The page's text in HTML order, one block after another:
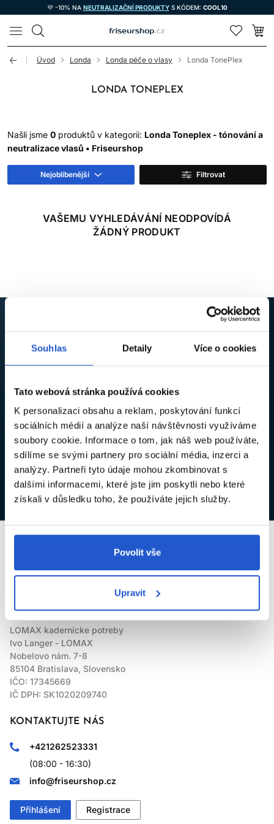
Souhlas Detaily Více o cookies
Tato webová stránka používá cookies
K personalizaci obsahu a reklam, poskytování funkcí
sociálních médií a analýze naší návštěvnosti využíváme
soubory cookie. Informace o tom, jak náš web používáte,
sdílíme se svými partnery pro sociální média, inzerci a
analýzy. Partneři tyto údaje mohou zkombinovat s
dalšími informacemi, které jste jim poskytli nebo které
získali v důsledku toho, že používáte jejich služby.
Povolit vše
Upravit
💜 -10% NA NEUTRALIZAČNÍ PRODUKTYS KÓDEM: COOL10
LOMAX
Úvod Londa Londa péče o vlasy Londa TonePlex
LONDA TONEPLEX
Našli jsme 0 produktů v kategorii: Londa Toneplex - tónování a
neutralizace vlasů • Friseurshop
Nejoblíbenější Filtrovat
VAŠEMU VYHLEDÁVÁNÍ NEODPOVÍDÁ
ŽÁDNÝ PRODUKT
AŤ VÁM NEUJDE ŽÁDNÁ NOVINKA ANI SLEVA
Přihlaste se k odběru newsletteru a získejte kód na5% slevu,
Souhlasím sezpracováním osobních údajů za účelem
odběru newsletteru.*
Přihlásit se
LOMAX kadernícke potreby
Ivo Langer - LOMAX
Nobelovo nám. 7-8
85104 Bratislava, Slovensko
IČO: 17345669
IČ DPH: SK1020209740
KONTAKTUJTE NÁS
+421262523331
(08:00 - 16:30)
info@friseurshop.cz
Přihlášení Registrace